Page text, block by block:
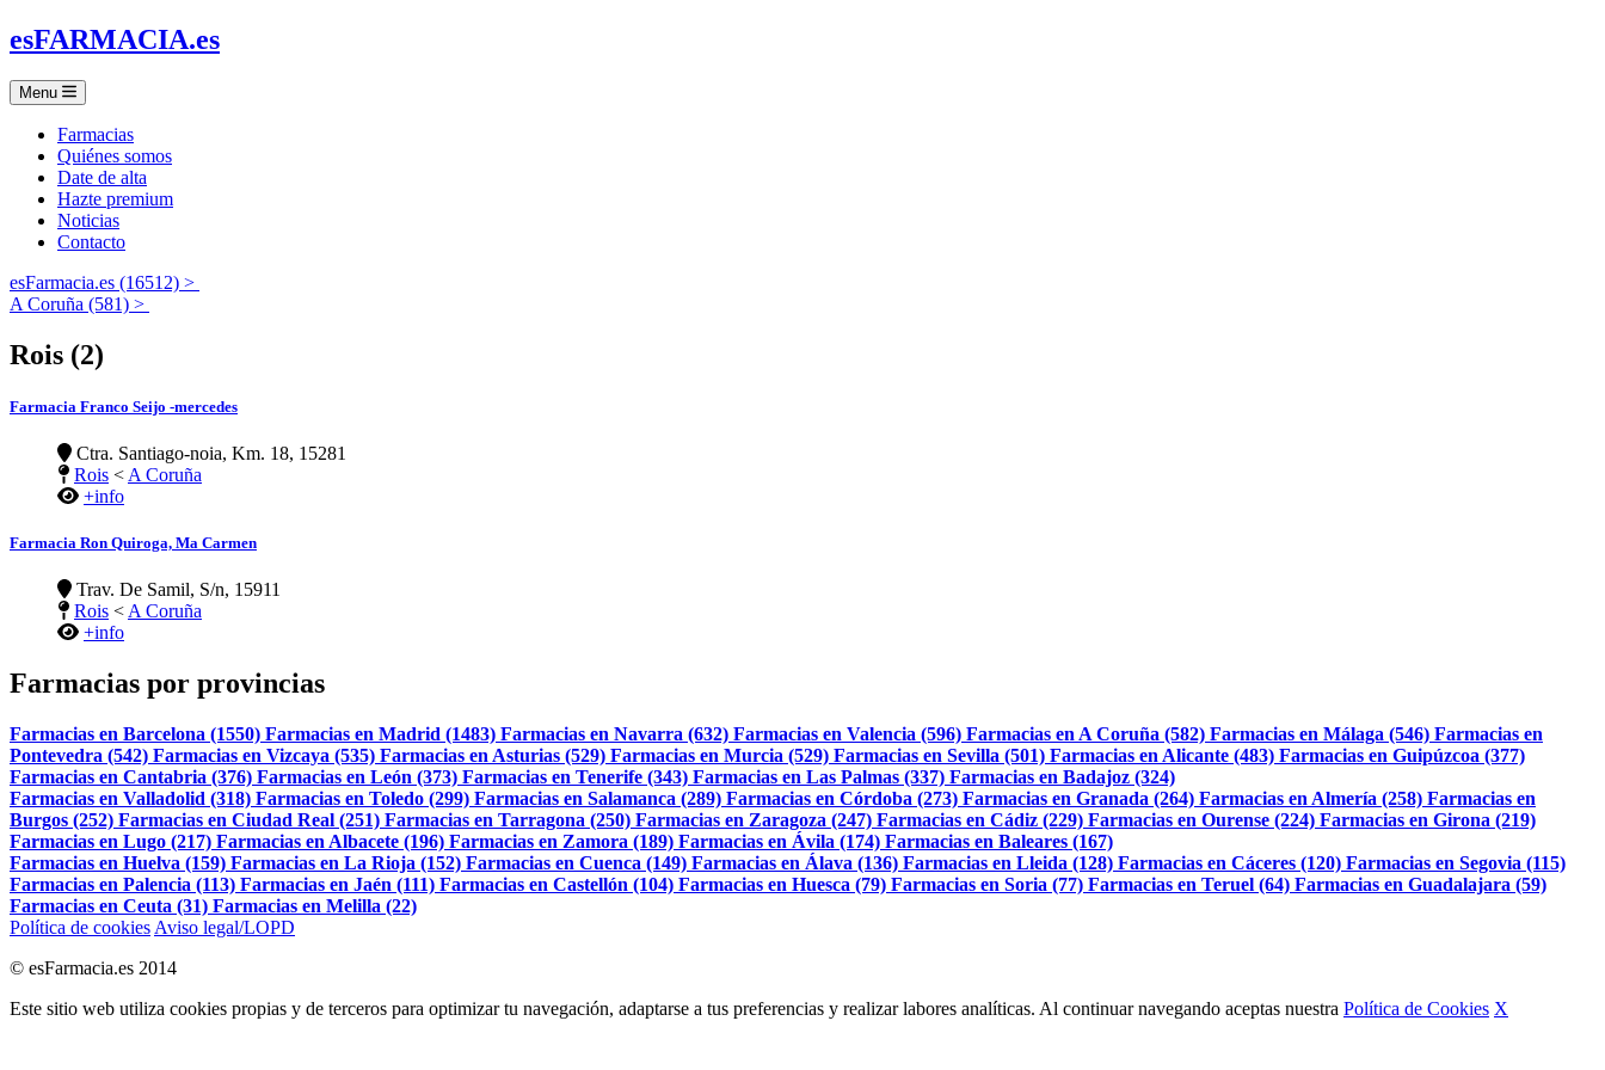
esFARMACIA.es
Menu
Farmacias
Quiénes somos
Date de alta
Hazte premium
Noticias
Contacto
esFarmacia.es (16512) >
A Coruña (581) >
Rois (2)
Farmacia Franco Seijo -mercedes
Ctra. Santiago-noia, Km. 18, 15281
Rois < A Coruña
+info
Farmacia Ron Quiroga, Ma Carmen
Trav. De Samil, S/n, 15911
Rois <A Coruña
+info
Farmacias por provincias
Farmacias en Barcelona (1550) Farmacias en Madrid (1483) Farmacias en Navarra (632) Farmacias en Valencia (596) Farmacias en A Coruña (582) Farmacias en Málaga (546) Farmacias en
Pontevedra (542) Farmacias en Vizcaya (535) Farmacias en Asturias (529) Farmacias en Murcia (529) Farmacias en Sevilla (501) Farmacias en Alicante (483) Farmacias en Guipúzcoa (377)
Farmacias en Cantabria (376) Farmacias en León (373) Farmacias en Tenerife (343) Farmacias en Las Palmas (337) Farmacias en Badajoz (324)
Farmacias en Valladolid (318) Farmacias en Toledo (299) Farmacias en Salamanca (289) Farmacias en Córdoba (273) Farmacias en Granada (264) Farmacias en Almería (258) Farmacias en
Burgos (252) Farmacias en Ciudad Real (251) Farmacias en Tarragona (250) Farmacias en Zaragoza (247) Farmacias en Cádiz (229) Farmacias en Ourense (224) Farmacias en Girona (219)
Farmacias en Lugo (217) Farmacias en Albacete (196) Farmacias en Zamora (189) Farmacias en Ávila (174) Farmacias en Baleares (167)
Farmacias en Huelva (159) Farmacias en La Rioja (152) Farmacias en Cuenca (149) Farmacias en Álava (136) Farmacias en Lleida (128) Farmacias en Cáceres (120) Farmacias en Segovia (115)
Farmacias en Palencia (113) Farmacias en Jaén (111) Farmacias en Castellón (104) Farmacias en Huesca (79) Farmacias en Soria (77) Farmacias en Teruel (64) Farmacias en Guadalajara (59)
Farmacias en Ceuta (31) Farmacias en Melilla (22)
Política de cookies Aviso legal/LOPD
© esFarmacia.es 2014
Este sitio web utiliza cookies propias y de terceros para optimizar tu navegación, adaptarse a tus preferencias y realizar labores analíticas. Al continuar navegando aceptas nuestra Política de Cookies X